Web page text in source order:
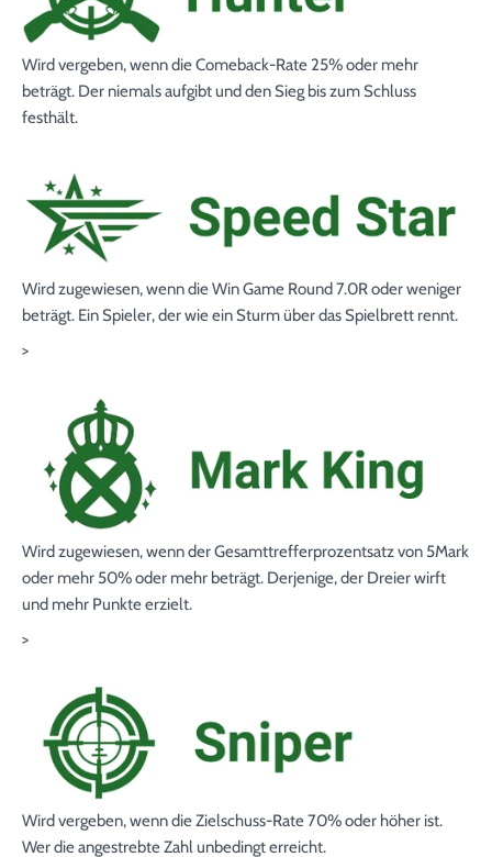
Wird vergeben, wenn die Comeback-Rate 25%oder mehr
beträgt. Der niemals aufgibt und den Sieg bis zum Schluss
festhält.
Wird zugewiesen, wenn die Win Game Round 7.0Roder weniger
beträgt. Ein Spieler, der wie ein Sturm über das Spielbrett rennt.
>
Wird zugewiesen, wenn der Gesamttrefferprozentsatz von 5Mark
oder mehr 50%oder mehr beträgt. Derjenige, der Dreier wirft
und mehr Punkte erzielt.
>
Wird vergeben, wenn die Zielschuss-Rate70%oder höher ist.
Wer die angestrebte Zahl unbedingt erreicht.